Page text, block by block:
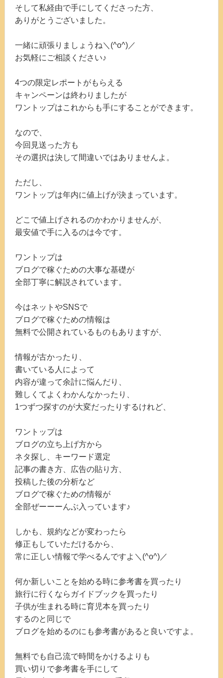
そして私経由で手にしてくださった方、
ありがとうございました。
一緒に頑張りましょうね＼(^o^)／
お気軽にご相談ください♪
4つの限定レポートがもらえる
キャンペーンは終わりましたが
ワントップはこれからも手にすることができます。
なので、
今回見送った方も
その選択は決して間違いではありませんよ。
ただし、
ワントップは年内に値上げが決まっています。
どこで値上げされるのかわかりませんが、
最安値で手に入るのは今です。
ワントップは
ブログで稼ぐための大事な基礎が
全部丁寧に解説されています。
今はネットやSNSで
ブログで稼ぐための情報は
無料で公開されているものもありますが、
情報が古かったり、
書いている人によって
内容が違って余計に悩んだり、
難しくてよくわかんなかったり、
1つずつ探すのが大変だったりするけれど、
ワントップは
ブログの立ち上げ方から
ネタ探し、キーワード選定
記事の書き方、広告の貼り方、
投稿した後の分析など
ブログで稼ぐための情報が
全部ぜーーーんぶ入っています♪
しかも、規約などが変わったら
修正もしていただけるから、
常に正しい情報で学べるんですよ＼(^o^)／
何か新しいことを始める時に参考書を買ったり
旅行に行くならガイドブックを買ったり
子供が生まれる時に育児本を買ったり
するのと同じで
ブログを始めるのにも参考書があると良いですよ。
無料でも自己流で時間をかけるよりも
買い切りで参考書を手にして